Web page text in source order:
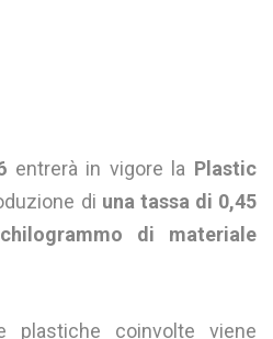
entrerà in vigore la Plastic
di una tassa di 0,45
di materiale
plastiche coinvolte viene